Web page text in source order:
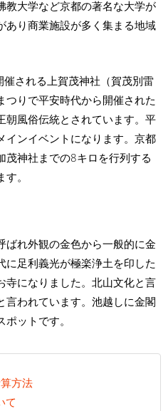
教大学など京都の著名な大学が
あり商業施設が多く集まる地域
される上賀茂神社（賀茂別雷
りで平安時代から開催された
朝風俗伝統とされています。平
インイベントになります。京都
茂神社までの8キロを行列する
。
ばれ外観の金色から一般的に金
足利義光が極楽浄土を印した
寺になりました。北山文化と言
言われています。池越しに金閣
ットです。
方法
て